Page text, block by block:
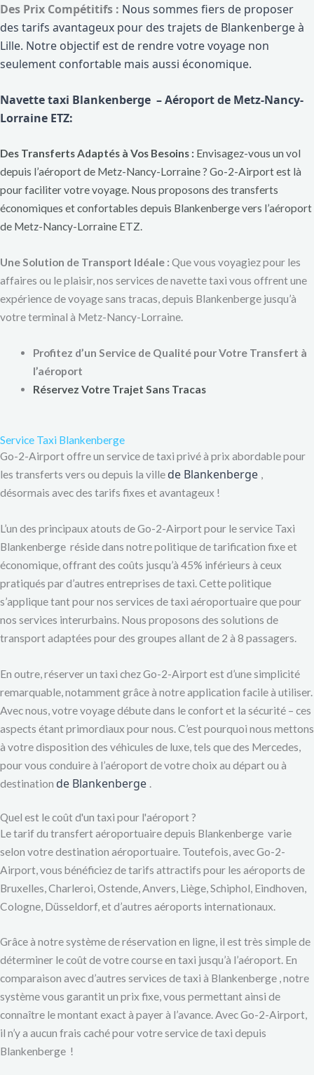
Des Prix Compétitifs : Nous sommes fiers de proposer
des tarifs avantageux pour des trajets de Blankenberge à
Lille. Notre objectif est de rendre votre voyage non
seulement confortable mais aussi économique.
Navette taxi Blankenberge – Aéroport de Metz-Nancy-
Lorraine ETZ:
Des Transferts Adaptés à Vos Besoins : Envisagez-vous un vol
depuis l’aéroport de Metz-Nancy-Lorraine ? Go-2-Airport est là
pour faciliter votre voyage. Nous proposons des transferts
économiques et confortables depuis Blankenberge vers l’aéroport
de Metz-Nancy-Lorraine ETZ.
Une Solution de Transport Idéale : Que vous voyagiez pour les
affaires ou le plaisir, nos services de navette taxi vous offrent une
expérience de voyage sans tracas, depuis Blankenberge jusqu’à
votre terminal à Metz-Nancy-Lorraine.
Profitez d’un Service de Qualité pour Votre Transfert à
l’aéroport
Réservez Votre Trajet Sans Tracas
Service Taxi Blankenberge
Go-2-Airport offre un service de taxi privé à prix abordable pour
les transferts vers ou depuis la ville de Blankenberge ,
désormais avec des tarifs fixes et avantageux !
L’un des principaux atouts de Go-2-Airport pour le service Taxi
Blankenberge réside dans notre politique de tarification fixe et
économique, offrant des coûts jusqu’à 45% inférieurs à ceux
pratiqués par d’autres entreprises de taxi. Cette politique
s’applique tant pour nos services de taxi aéroportuaire que pour
nos services interurbains. Nous proposons des solutions de
transport adaptées pour des groupes allant de 2 à 8 passagers.
En outre, réserver un taxi chez Go-2-Airport est d’une simplicité
remarquable, notamment grâce à notre application facile à utiliser.
Avec nous, votre voyage débute dans le confort et la sécurité – ces
aspects étant primordiaux pour nous. C’est pourquoi nous mettons
à votre disposition des véhicules de luxe, tels que des Mercedes,
pour vous conduire à l’aéroport de votre choix au départ ou à
destination de Blankenberge .
Quel est le coût d'un taxi pour l'aéroport ?
Le tarif du transfert aéroportuaire depuis Blankenberge varie
selon votre destination aéroportuaire. Toutefois, avec Go-2-
Airport, vous bénéficiez de tarifs attractifs pour les aéroports de
Bruxelles, Charleroi, Ostende, Anvers, Liège, Schiphol, Eindhoven,
Cologne, Düsseldorf, et d’autres aéroports internationaux.
Grâce à notre système de réservation en ligne, il est très simple de
déterminer le coût de votre course en taxi jusqu’à l’aéroport. En
comparaison avec d’autres services de taxi à Blankenberge , notre
système vous garantit un prix fixe, vous permettant ainsi de
connaître le montant exact à payer à l’avance. Avec Go-2-Airport,
il n’y a aucun frais caché pour votre service de taxi depuis
Blankenberge !